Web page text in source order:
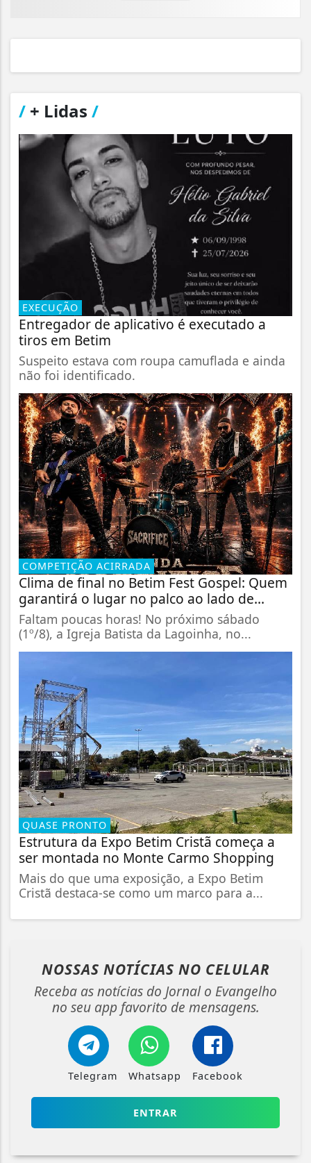
/ + Lidas /
EXECUÇÃO
Entregador de aplicativo é executado a
tiros em Betim
Suspeito estava com roupa camuflada e ainda
não foi identificado.
COMPETIÇÃO ACIRRADA
Clima de final no Betim Fest Gospel: Quem
garantirá o lugar no palco ao lado de...
Faltam poucas horas! No próximo sábado
(1º/8), a Igreja Batista da Lagoinha, no...
QUASE PRONTO
Estrutura da Expo Betim Cristã começa a
ser montada no Monte Carmo Shopping
Mais do que uma exposição, a Expo Betim
Cristã destaca-se como um marco para a...
NOSSAS NOTÍCIAS NO CELULAR
Receba as notícias do Jornal o Evangelho
no seu app favorito de mensagens.
Telegram Whatsapp Facebook
ENTRAR